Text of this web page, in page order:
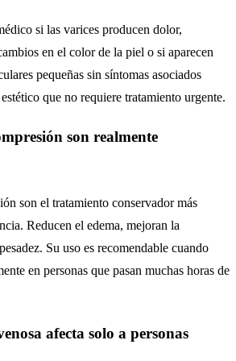
si las varices producen dolor,
en el color de la piel o si aparecen
pequeñas sin síntomas asociados
que no requiere tratamiento urgente.
son realmente
son el tratamiento conservador más
Reducen el edema, mejoran la
Su uso es recomendable cuando
en personas que pasan muchas horas de
afecta solo a personas